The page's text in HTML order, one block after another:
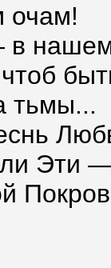
очам!
в
тьмы...
Эти